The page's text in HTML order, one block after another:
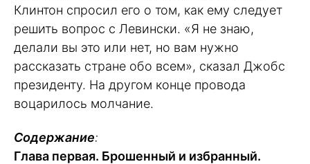
Клинтон спросил его о том, как ему следует
решить вопрос с Левински. «Я не знаю,
делали вы это или нет, но вам нужно
рассказать стране обо всем», сказал Джобс
президенту. На другом конце провода
воцарилось молчание.
Содержание:
Глава первая. Брошенный и избранный.